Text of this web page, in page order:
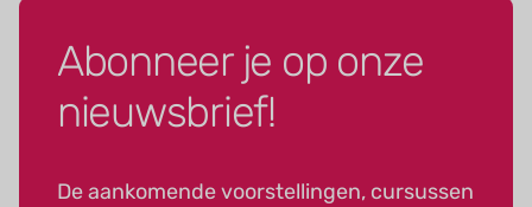
Abonneer je op onze
nieuwsbrief!
De aankomende voorstellingen, cursussen